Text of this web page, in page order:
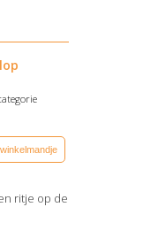
ritje op de